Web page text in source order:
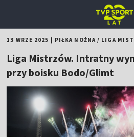
13 WRZE 2025 PIŁKA NOŻNA/ LIGA
Liga Mistrzów. Intratny
przy boisku Bodo/Glimt